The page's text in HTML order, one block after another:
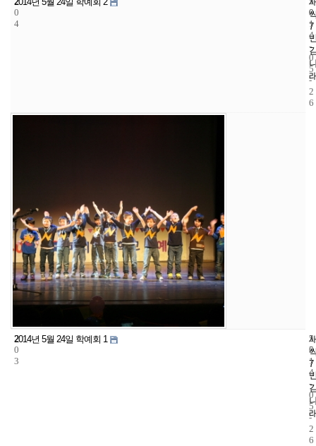
0
4
7
0
0
1
4
-
0
5
-
2
6
2
0
3
2014년 5월 24일 학예회 1
7
5
5
2
0
1
4
-
0
5
-
2
6